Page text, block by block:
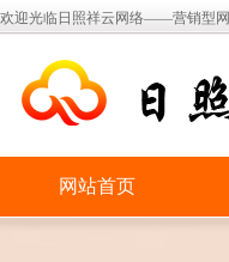
欢迎光临日照祥云网络——营销型网
网站首页